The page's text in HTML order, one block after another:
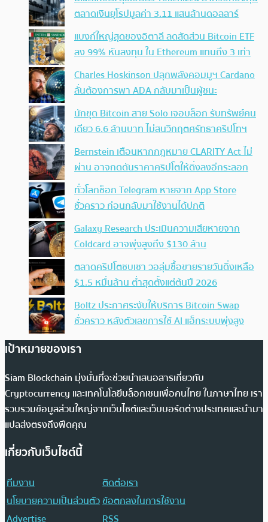
ตลาดเงินยุโรปมูลค่า 3.11 แสนล้านดอลลาร์
แบงก์ใหญ่สุดของอิตาลี ลดสัดส่วน Bitcoin ETF
ลง 99% หันลงทุน ใน Ethereum แทนถึง 3 เท่า
Charles Hoskinson ปลุกพลังคอมมูฯ Cardano
ลั่นต้องการพา ADA กลับมาเป็นผู้ชนะ
นักขุด Bitcoin สาย Solo เจอบล็อก รับทรัพย์คน
เดียว 6.6 ล้านบาท ไม่สนวิกฤตศรัทธาคริปโทฯ
Bernstein เตือนหากกฎหมาย CLARITY Act ไม่
ผ่าน อาจกดดันราคาคริปโตให้ดิ่งลงอีกระลอก
ทั่วโลกช็อก Telegram หายจาก App Store
ชั่วคราว ก่อนกลับมาใช้งานได้ปกติ
Galaxy Research ประเมินความเสียหายจาก
Coldcard อาจพุ่งสูงถึง $130 ล้าน
ตลาดคริปโตซบเซา วอลุ่มซื้อขายรายวันดิ่งเหลือ
$1.5 หมื่นล้าน ต่ำสุดตั้งแต่ต้นปี 2026
Boltz ประกาศระงับให้บริการ Bitcoin Swap
ชั่วคราว หลังตัวเลขการใช้ AI แฮ็กระบบพุ่งสูง
เป้าหมายของเรา
Siam Blockchain มุ่งมั่นที่จะช่วยนำเสนอสารเกี่ยวกับ
Cryptocurrency และเทคโนโลยีบล็อกเชนเพื่อคนไทย ในภาษาไทย เรา
รวบรวมข้อมูลส่วนใหญ่จากเว็บไซต์และเว็บบอร์ดต่างประเทศและนำมา
แปลส่งตรงถึงฟีดคุณ
เกี่ยวกับเว็บไซต์นี้
ทีมงาน
ติดต่อเรา
นโยบายความเป็นส่วนตัวข้อตกลงในการใช้งาน